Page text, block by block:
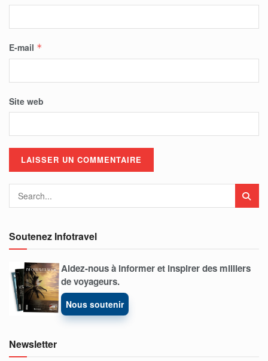
E-mail *
Site web
Soutenez Infotravel
Aidez-nous à informer et inspirer des milliers
de voyageurs.
Nous soutenir
Newsletter